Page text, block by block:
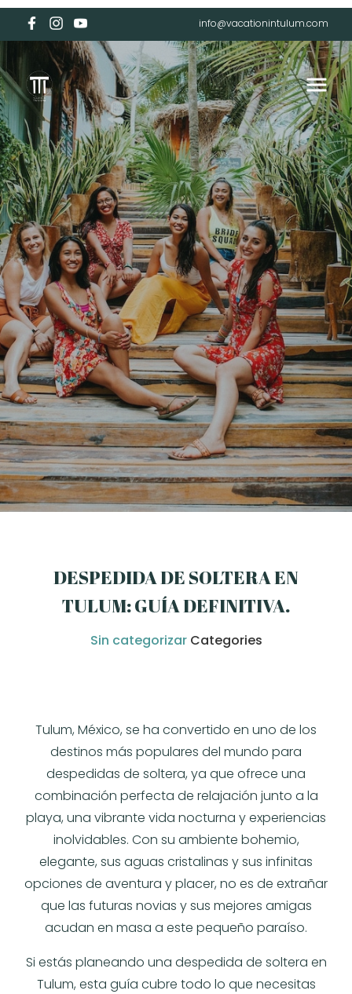
info@vacationintulum.com
DESPEDIDA DE SOLTERA EN
TULUM: GUÍA DEFINITIVA.
Sin categorizarCategories
Tulum, México, se ha convertido en uno de los
destinos más populares del mundo para
despedidas de soltera, ya que ofrece una
combinación perfecta de relajación junto a la
playa, una vibrante vida nocturna y experiencias
inolvidables. Con su ambiente bohemio,
elegante, sus aguas cristalinas y sus infinitas
opciones de aventura y placer, no es de extrañar
que las futuras novias y sus mejores amigas
acudan en masa a este pequeño paraíso.
Si estás planeando una despedida de soltera en
Tulum, esta guía cubre todo lo que necesitas